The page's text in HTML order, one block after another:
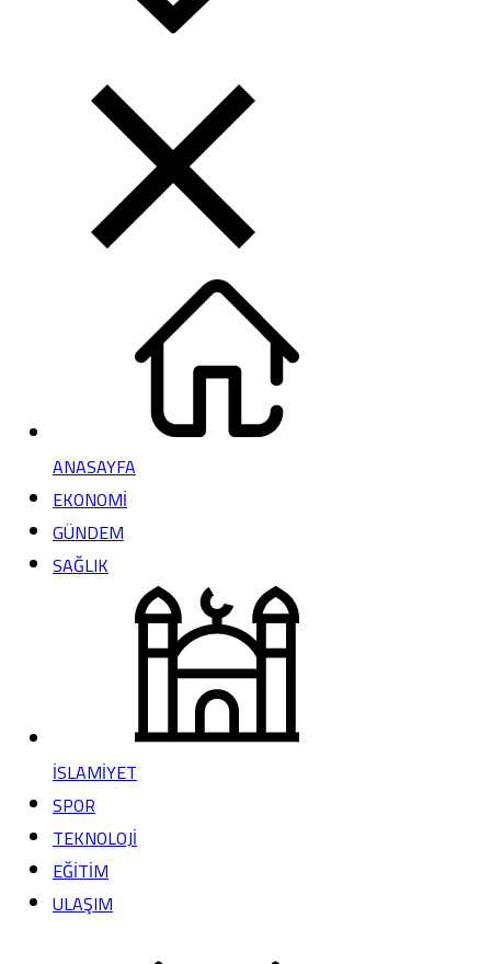
ANASAYFA
EKONOMİ
GÜNDEM
SAĞLIK
İSLAMİYET
SPOR
TEKNOLOJİ
EĞİTİM
ULAŞIM